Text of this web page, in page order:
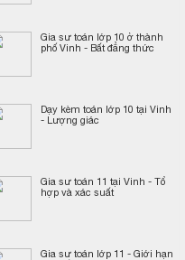
Gia sư toán lớp 10 ở thành
phố Vinh - Bất đẳng thức
Dạy kèm toán lớp 10 tại Vinh
- Lượng giác
Gia sư toán 11 tại Vinh - Tổ
hợp và xác suất
Gia sư toán lớp 11 - Giới hạn